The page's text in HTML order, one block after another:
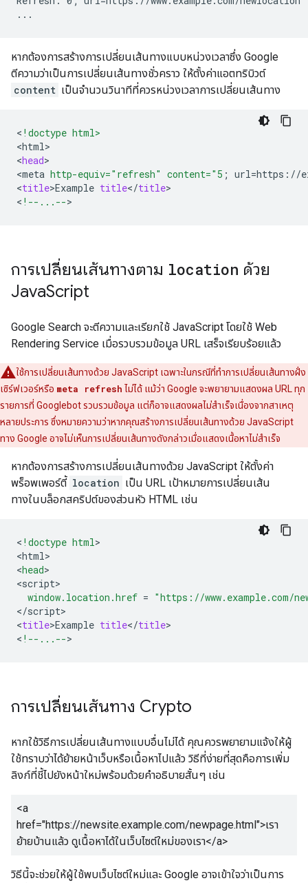
...
หากต้องการสร้างการเปลี่ยนเส้นทางแบบหน่วงเวลาซึ่ง Google
ตีความว่าเป็นการเปลี่ยนเส้นทางชั่วคราว ให้ตั้งค่าแอตทริบิวต์
content เป็นจำนวนวินาทีที่ควรหน่วงเวลาการเปลี่ยนเส้นทาง
< !doctype html>
<html>
<head>
<meta http-equiv="refresh" content="5 ; url=https : //
<title>Example title</title>
< !--...-->
การเปลี่ยนเส้นทางตาม location ด้วย
JavaScript
Google Search จะตีความและเรียกใช้ JavaScript โดยใช้ Web
Rendering Service เมื่อรวบรวมข้อมูล URL เสร็จเรียบร้อยแล้ว
ใช้การเปลี่ยนเส้นทางด้วย JavaScript เฉพาะในกรณีที่ทำการเปลี่ยนเส้นทางฝั่ง
เซิร์ฟเวอร์หรือ meta refresh ไม่ได้ แม้ว่า Google จะพยายามแสดงผล URL ทุก
รายการที่ Googlebot รวบรวมข้อมูล แต่ก็อาจแสดงผลไม่สำเร็จเนื่องจากสาเหตุ
หลายประการ ซึ่งหมายความว่าหากคุณสร้างการเปลี่ยนเส้นทางด้วย JavaScript
ทาง Google อาจไม่เห็นการเปลี่ยนเส้นทางดังกล่าวเมื่อแสดงเนื้อหาไม่สำเร็จ
หากต้องการสร้างการเปลี่ยนเส้นทางด้วย JavaScript ให้ตั้งค่า
พร็อพเพอร์ตี้ location เป็น URL เป้าหมายการเปลี่ยนเส้น
ทางในบล็อกสคริปต์ของส่วนหัว HTML เช่น
< !doctype html>
<html>
<head>
<script
window.location.href = "https://www.example.com/
</script>
<title>Example title</title>
< !--...-->
การเปลี่ยนเส้นทาง Crypto
หากใช้วิธีการเปลี่ยนเส้นทางแบบอื่นไม่ได้ คุณควรพยายามแจ้งให้ผู้
ใช้ทราบว่าได้ย้ายหน้าเว็บหรือเนื้อหาไปแล้ว วิธีที่ง่ายที่สุดคือการเพิ่ม
ลิงก์ที่ชี้ไปยังหน้าใหม่พร้อมด้วยคําอธิบายสั้นๆ เช่น
<a
href="https://newsite.example.com/newpage.html">เรา
ย้ายบ้านแล้ว ดูเนื้อหาได้ในเว็บไซต์ใหม่ของเรา</a>
วิธีนี้จะช่วยให้ผู้ใช้พบเว็บไซต์ใหม่และ Google อาจเข้าใจว่าเป็นการ